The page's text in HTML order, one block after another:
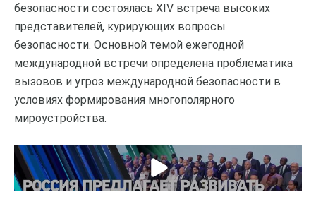
безопасности состоялась XIV встреча высоких
представителей, курирующих вопросы
безопасности. Основной темой ежегодной
международной встречи определена проблематика
вызовов и угроз международной безопасности в
условиях формирования многополярного
мироустройства.